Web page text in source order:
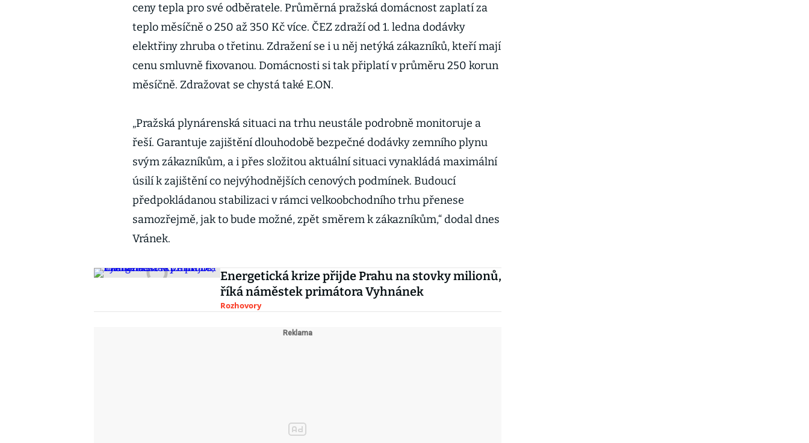
ceny tepla pro své odběratele. Průměrná pražská domácnost zaplatí za
teplo měsíčně o 250 až 350 Kč více. ČEZ zdraží od 1. ledna dodávky
elektřiny zhruba o třetinu. Zdražení se i u něj netýká zákazníků, kteří mají
cenu smluvně fixovanou. Domácnosti si tak připlatí v průměru 250 korun
měsíčně. Zdražovat se chystá také E.ON.
„Pražská plynárenská situaci na trhu neustále podrobně monitoruje a
řeší. Garantuje zajištění dlouhodobě bezpečné dodávky zemního plynu
svým zákazníkům, a i přes složitou aktuální situaci vynakládá maximální
úsilí k zajištění co nejvýhodnějších cenových podmínek. Budoucí
předpokládanou stabilizaci v rámci velkoobchodního trhu přenese
samozřejmě, jak to bude možné, zpět směrem k zákazníkům,“ dodal dnes
Vránek.
Energetická krize přijde Prahu na stovky milionů,
říká náměstek primátora Vyhnánek
Rozhovory